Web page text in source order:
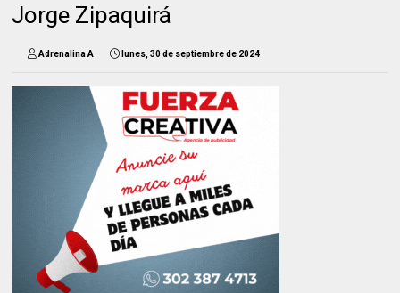
Jorge Zipaquirá
Adrenalina A lunes, 30 de septiembre de 2024